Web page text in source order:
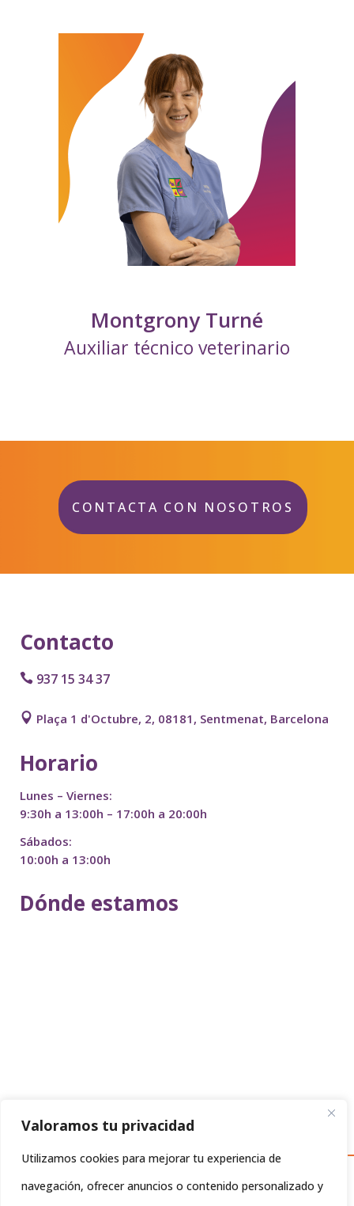
Valoramos tu privacidad
Utilizamos cookies para mejorar tu experiencia de
navegación, ofrecer anuncios o contenido personalizado y
Montgrony Turné
Auxiliar técnico veterinario
CONTACTA CON NOSOTROS
Contacto
937 15 34 37
Plaça 1 d'Octubre, 2, 08181, Sentmenat, Barcelona
Horario
Lunes – Viernes:
9:30h a 13:00h – 17:00h a 20:00h
Sábados:
10:00h a 13:00h
Dónde estamos
Política de Privacidad|Política de Cookies|Aviso